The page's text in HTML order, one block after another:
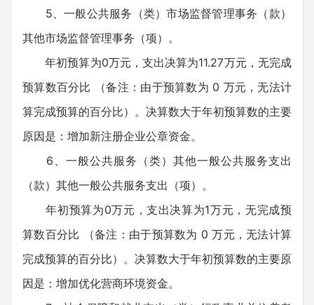
5、一般公共服务（类）市场监督管理事务（款）
其他市场监督管理事务（项）。
年初预算为0万元，支出决算为11.27万元，无完成
预算数百分比 （备注：由于预算数为 0 万元，无法计
算完成预算的百分比）。决算数大于年初预算数的主要
原因是：增加新注册企业公章资金。
6、一般公共服务（类）其他一般公共服务支出
（款）其他一般公共服务支出（项）。
年初预算为0万元，支出决算为1万元，无完成预
算数百分比 （备注：由于预算数为 0 万元，无法计算
完成预算的百分比）。决算数大于年初预算数的主要原
因是：增加优化营商环境资金。